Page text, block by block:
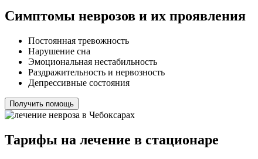
Симптомы неврозов и их проявления
Постоянная тревожность
Нарушение сна
Эмоциональная нестабильность
Раздражительность и нервозность
Депрессивные состояния
Получить помощь
Тарифы на лечение в стационаре